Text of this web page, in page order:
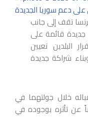
تقف إلى جانب
قائمة على
البلدين تعيين
شراكة جديدة
خلال جولتهما في
عن تأثره بوجوده في